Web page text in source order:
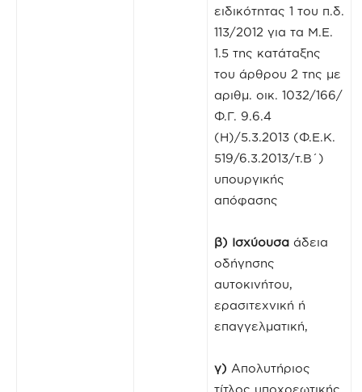
ειδικότητας 1 του π.δ.
113/2012 για τα Μ.Ε.
1.5 της κατάταξης
του άρθρου 2 της με
αριθμ. οικ. 1032/166/
Φ.Γ. 9.6.4
(Η)/5.3.2013 (Φ.Ε.Κ.
519/6.3.2013/τ.Β΄)
υπουργικής
απόφασης
β) Ισχύουσα άδεια
οδήγησης
αυτοκινήτου,
ερασιτεχνική ή
επαγγελματική,
γ) Απολυτήριος
τίτλος υποχρεωτικής